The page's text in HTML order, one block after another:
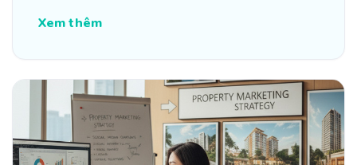
Xem thêm